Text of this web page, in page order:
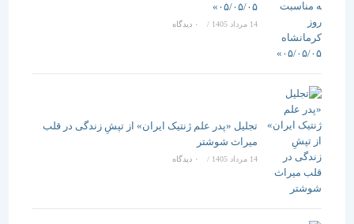
۰۵/۰۵/۰۵»
/ ۰ دیدگاه
تجلیل «پدر علم ژنتیک ایران» از تپشِ زندگی در قلب
میراث شوشتر
14 مرداد 1405 / ۰ دیدگاه